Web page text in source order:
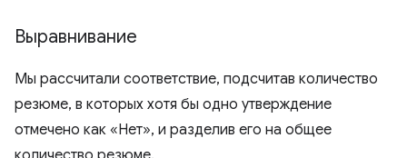
Выравнивание
Мы рассчитали соответствие, подсчитав количество
резюме, в которых хотя бы одно утверждение
отмечено как «Нет», и разделив его на общее